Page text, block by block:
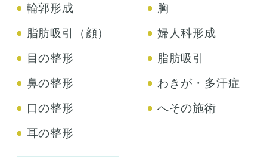
輪郭形成
脂肪吸引（顔）
目の整形
鼻の整形
口の整形
耳の整形
胸
婦人科形成
脂肪吸引
わきが・多汗症
へその施術